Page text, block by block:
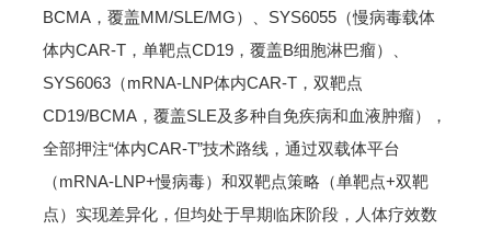
BCMA，覆盖MM/SLE/MG）、SYS6055（慢病毒载体
体内CAR-T，单靶点CD19，覆盖B细胞淋巴瘤）、
SYS6063（mRNA-LNP体内CAR-T，双靶点
CD19/BCMA，覆盖SLE及多种自免疾病和血液肿瘤），
全部押注“体内CAR-T”技术路线，通过双载体平台
（mRNA-LNP+慢病毒）和双靶点策略（单靶点+双靶
点）实现差异化，但均处于早期临床阶段，人体疗效数